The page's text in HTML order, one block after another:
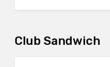
Club Sandwich